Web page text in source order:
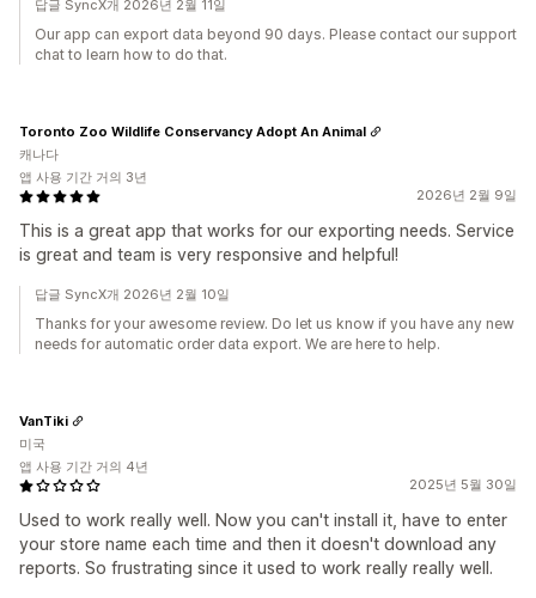
답글 SyncX개 2026년 2월 11일
Our app can export data beyond 90 days. Please contact our support
chat to learn how to do that.
2026년 2월 9일
This is a great app that works for our exporting needs. Service
is great and team is very responsive and helpful!
Toronto Zoo Wildlife Conservancy Adopt An Animal
캐나다
앱 사용 기간 거의 3년
답글 SyncX개 2026년 2월 10일
Thanks for your awesome review. Do let us know if you have any new
needs for automatic order data export. We are here to help.
2025년 5월 30일
Used to work really well. Now you can't install it, have to enter
your store name each time and then it doesn't download any
reports. So frustrating since it used to work really really well.
VanTiki
미국
앱 사용 기간 거의 4년